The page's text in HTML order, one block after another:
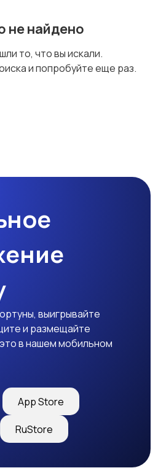
не найдено
то, что вы искали.
и попробуйте еще раз.
выигрывайте
и размещайте
в нашем мобильном
App Store
RuStore